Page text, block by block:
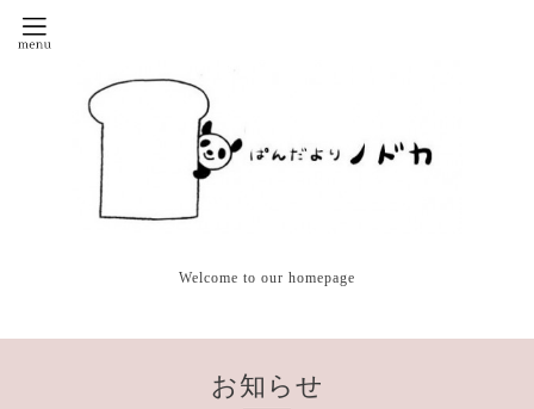
Welcome to our homepage
お知らせ